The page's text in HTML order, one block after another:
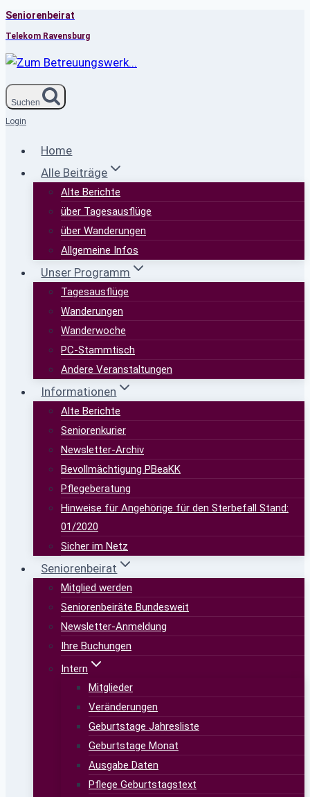
Zum
Inhalt
springen
Seniorenbeirat
Telekom Ravensburg
Suchen
Login
Home
Alle Beiträge
Alte Berichte
über Tagesausflüge
über Wanderungen
Allgemeine Infos
Unser Programm
Tagesausflüge
Wanderungen
Wanderwoche
PC-Stammtisch
Andere Veranstaltungen
Informationen
Alte Berichte
Seniorenkurier
Newsletter-Archiv
Bevollmächtigung PBeaKK
Pflegeberatung
Hinweise für Angehörige für den Sterbefall Stand:
01/2020
Sicher im Netz
Seniorenbeirat
Mitglied werden
Seniorenbeiräte Bundesweit
Newsletter-Anmeldung
Ihre Buchungen
Intern
Mitglieder
Veränderungen
Geburtstage Jahresliste
Geburtstage Monat
Ausgabe Daten
Pflege Geburtstagstext